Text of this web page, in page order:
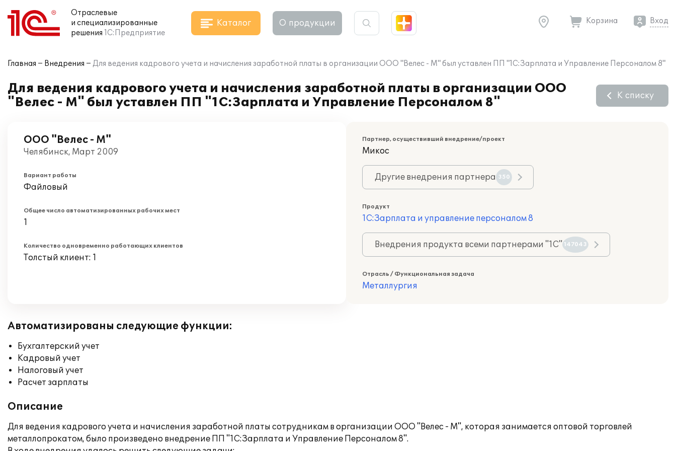
Отраслевые
и специализированные
решения 1С:Предприятие
Каталог О продукции Корзина Вход
Главная Внедрения Для ведения кадрового учета и начисления заработной платы в организации ООО "Велес - М" был уставлен ПП "1С:Зарплата и Управление Персоналом 8"
Для ведения кадрового учета и начисления заработной платы в организации ООО
"Велес - М" был уставлен ПП "1С:Зарплата и Управление Персоналом 8"
К списку
ООО "Велес - М"
Челябинск, Март 2009
Вариант работы
Файловый
Общее число автоматизированных рабочих мест
1
Количество одновременно работающих клиентов
Толстый клиент: 1
Партнер, осуществивший внедрение/проект
Микос
Другие внедрения партнера 350
Продукт
1С:Зарплата и управление персоналом 8
Внедрения продукта всеми партнерами "1С" 147043
Отрасль / Функциональная задача
Металлургия
Автоматизированы следующие функции:
Бухгалтерский учет
Кадровый учет
Налоговый учет
Расчет зарплаты
Описание
Для ведения кадрового учета и начисления заработной платы сотрудникам в организации ООО "Велес - М", которая занимается оптовой торговлей
металлопрокатом, было произведено внедрение ПП "1С:Зарплата и Управление Персоналом 8".